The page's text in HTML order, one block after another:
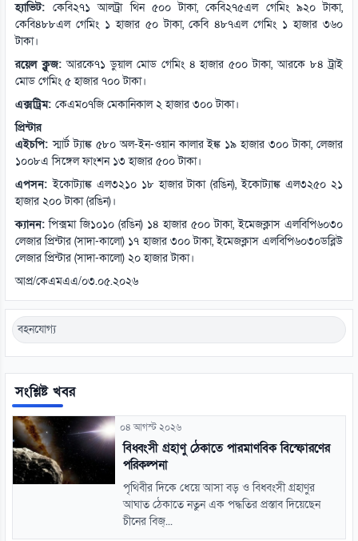
হ্যাভিট:কেবি২৭১ আলট্রা থিন ৫০০ টাকা, কেবি২৭৫এল গেমিং ৯২০ টাকা,
কেবি৪৮৮এল গেমিং ১ হাজার ৫০ টাকা, কেবি ৪৮৭এল গেমিং ১ হাজার ৩৬০
টাকা।
রয়েল ক্লুজ:আরকে৭১ ডুয়াল মোড গেমিং ৪ হাজার ৫০০ টাকা, আরকে ৮৪ ট্রাই
মোড গেমিং ৫ হাজার ৭০০ টাকা।
এক্সট্রিম: কেএম০৭জি মেকানিকাল ২ হাজার ৩০০ টাকা।
প্রিন্টার
এইচপি:স্মার্ট ট্যাঙ্ক ৫৮০ অল-ইন-ওয়ান কালার ইঙ্ক ১৯ হাজার ৩০০ টাকা, লেজার
১০০৮এ সিঙ্গেল ফাংশন ১৩ হাজার ৫০০ টাকা।
এপসন:ইকোট্যাঙ্ক এল৩২১০ ১৮ হাজার টাকা (রঙিন), ইকোট্যাঙ্ক এল৩২৫০ ২১
হাজার ২০০ টাকা (রঙিন)।
ক্যানন: পিক্সমা জি১০১০ (রঙিন) ১৪ হাজার ৫০০ টাকা, ইমেজক্লাস এলবিপি৬০৩০
লেজার প্রিন্টার (সাদা-কালো) ১৭ হাজার ৩০০ টাকা, ইমেজক্লাস এলবিপি৬০৩০ডব্লিউ
লেজার প্রিন্টার (সাদা-কালো) ২০ হাজার টাকা।
আপ্র/কেএমএএ/০৩.০৫.২০২৬
বহনযোগ্য
সংশ্লিষ্ট খবর
০৪ আগস্ট ২০২৬
বিধ্বংসী গ্রহাণু ঠেকাতে পারমাণবিক বিস্ফোরণের
পরিকল্পনা
পৃথিবীর দিকে ধেয়ে আসা বড় ও বিধ্বংসী গ্রহাণুর
আঘাত ঠেকাতে নতুন এক পদ্ধতির প্রস্তাব দিয়েছেন
চীনের বিজ্...